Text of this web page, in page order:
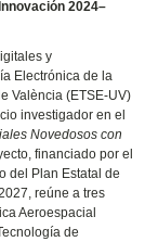
2024–
y
Electrónica de la
València (ETSE-UV)
investigador en el
Novedosos con
financiado por el
del Plan Estatal de
reúne a tres
Aeroespacial
de